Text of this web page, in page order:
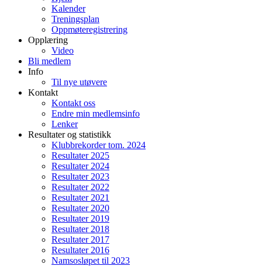
Kalender
Treningsplan
Oppmøteregistrering
Opplæring
Video
Bli medlem
Info
Til nye utøvere
Kontakt
Kontakt oss
Endre min medlemsinfo
Lenker
Resultater og statistikk
Klubbrekorder tom. 2024
Resultater 2025
Resultater 2024
Resultater 2023
Resultater 2022
Resultater 2021
Resultater 2020
Resultater 2019
Resultater 2018
Resultater 2017
Resultater 2016
Namsosløpet til 2023